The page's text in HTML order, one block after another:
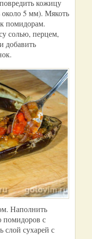
кожицу
5 мм). Мякоть
помидорам.
солью, перцем,
добавить
Наполнить
помидоров с
слой сухарей с